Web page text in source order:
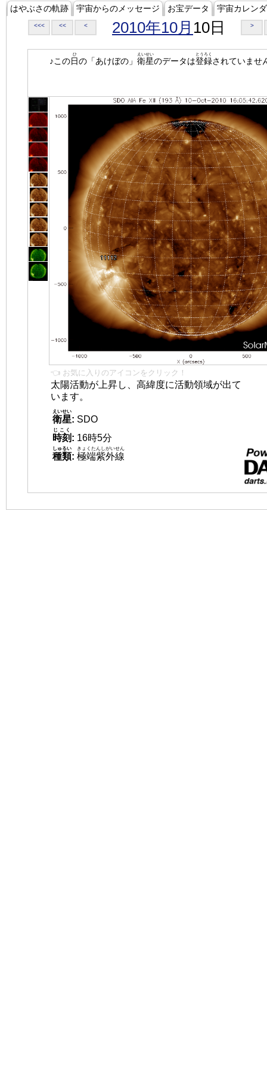
はやぶさの軌跡 宇宙からのメッセージ お宝データ 宇宙カレン
<<< << < 2010年10月 10日 >
♪この日
ひ
の「あけぼの」 衛星
えいせい
のデータは登録
とうろく
されていませ
👈 お気に入りのアイコンをクリック！
太陽活動が上昇し、高緯度に活動領域が出て
います。
衛星
えいせい
: SDO
時刻
じこく
: 16時5分
種類
しゅるい
: 極端紫外線
きょくたんしがいせん